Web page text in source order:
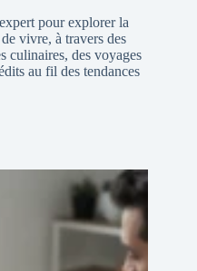
pour explorer la
vivre, à travers des
culinaires, des voyages
au fil des tendances